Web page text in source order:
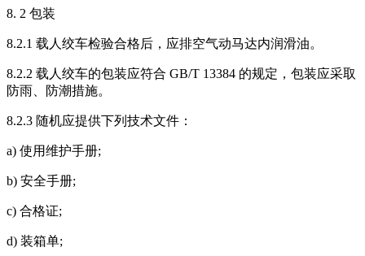
8. 2 包装
8.2.1 载人绞车检验合格后，应排空气动马达内润滑油。
8.2.2 载人绞车的包装应符合 GB/T 13384 的规定，包装应采取
防雨、防潮措施。
8.2.3 随机应提供下列技术文件：
a) 使用维护手册;
b) 安全手册;
c) 合格证;
d) 装箱单;